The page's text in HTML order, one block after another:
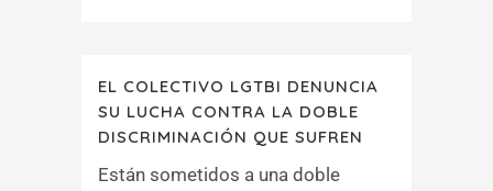
EL COLECTIVO LGTBI DENUNCIA
SU LUCHA CONTRA LA DOBLE
DISCRIMINACIÓN QUE SUFREN
Están sometidos a una doble